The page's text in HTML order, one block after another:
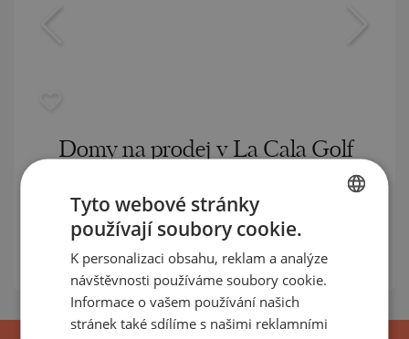
Domy na prodej v La Cala Golf
MARBELLA / ANDALUSIA / ŠPANĚLSKO
Ceny: 475 000- 890 000€
Ceny za m²: 4 130 - 4 736 €/m²
BULGARIAN
ENGLISH
GERMAN
Tyto webové stránky
používají soubory cookie.
K personalizaci obsahu, reklam a analýze
návštěvnosti používáme soubory cookie.
Informace o vašem používání našich
stránek také sdílíme s našimi reklamními